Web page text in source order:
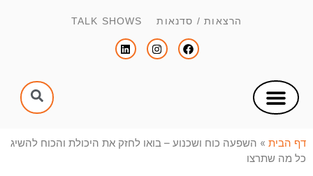
הרצאות / סדנאות TALK SHOWS
דף הבית » השפעה כוח ושכנוע – בואו לחזק את היכולת והכוח להשיג
כל מה שתרצו